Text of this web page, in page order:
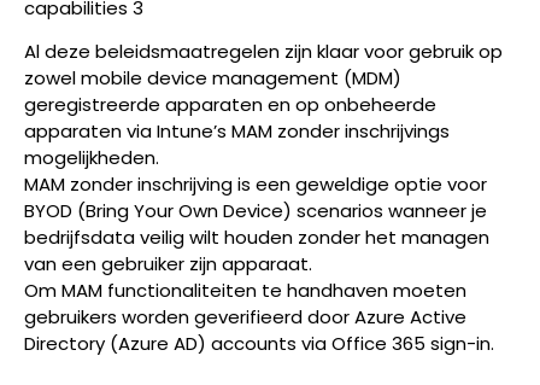
Al deze beleidsmaatregelen zijn klaar voor gebruik op
zowel mobile device management (MDM)
geregistreerde apparaten en op onbeheerde
apparaten via Intune’s MAM zonder inschrijvings
mogelijkheden.
MAM zonder inschrijving is een geweldige optie voor
BYOD (Bring Your Own Device) scenarios wanneer je
bedrijfsdata veilig wilt houden zonder het managen
van een gebruiker zijn apparaat.
Om MAM functionaliteiten te handhaven moeten
gebruikers worden geverifieerd door Azure Active
Directory (Azure AD) accounts via Office 365 sign-in.